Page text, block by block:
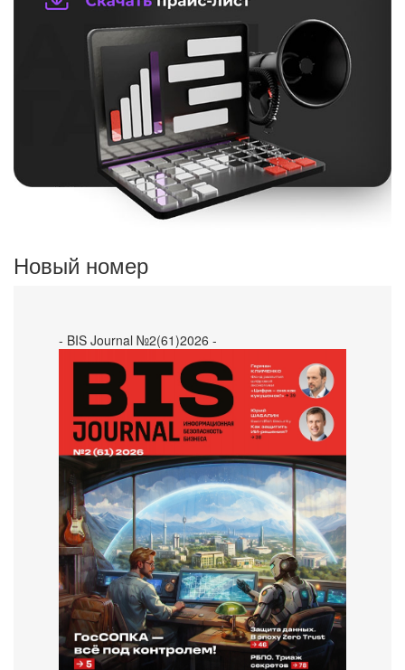
Новый номер
- BIS Journal №2(61)2026 -